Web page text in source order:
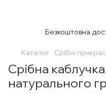
Безкоштовна
Каталог Срібні
Срібна
натурального